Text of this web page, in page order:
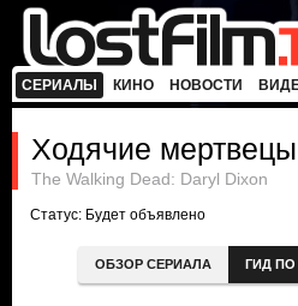
СЕРИАЛЫ КИНО НОВОСТИ
Ходячие
The Walking Dead: Daryl Dixon
Статус: Будет объявлено
ОБЗОР СЕРИАЛА ГИД